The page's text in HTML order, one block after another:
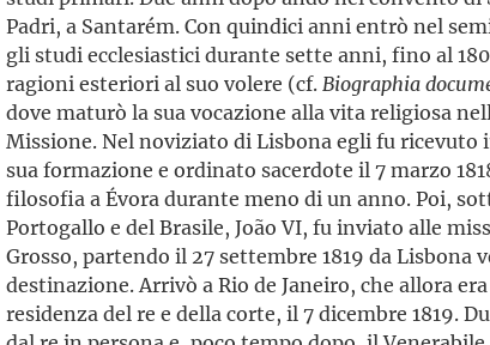
Padri, a Santarém. Con quindici anni entrò nel
gli studi ecclesiastici durante sette anni, fino al
ragioni esteriori al suo volere (cf. Biographia
dove maturò la sua vocazione alla vita religiosa
Missione. Nel noviziato di Lisbona egli fu ricevuto
sua formazione e ordinato sacerdote il 7 marzo
filosofia a Évora durante meno di un anno. Poi,
Portogallo e del Brasile, João VI, fu inviato alle
Grosso, partendo il 27 settembre 1819 da Lisbona
destinazione. Arrivò a Rio de Janeiro, che allora
residenza del re e della corte, il 7 dicembre 1819.